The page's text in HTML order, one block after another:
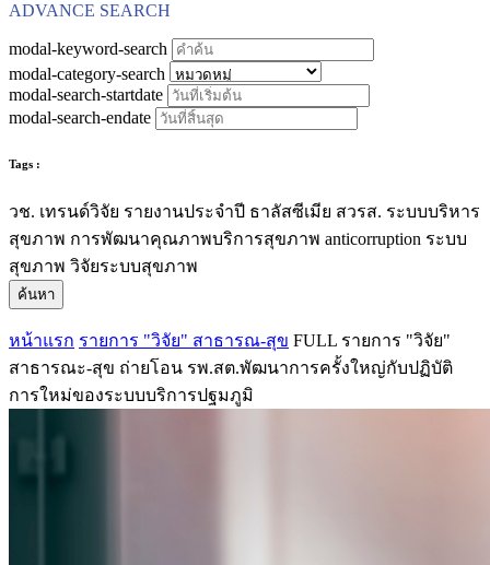
ADVANCE SEARCH
modal-keyword-search
modal-category-search
modal-search-startdate
modal-search-endate
Tags :
วช. เทรนด์วิจัย รายงานประจำปี ธาลัสซีเมีย สวรส. ระบบบริหาร
สุขภาพ การพัฒนาคุณภาพบริการสุขภาพ anticorruption ระบบ
สุขภาพ วิจัยระบบสุขภาพ
ค้นหา
หน้าแรก รายการ "วิจัย" สาธารณ-สุข FULL รายการ "วิจัย"
สาธารณะ-สุข ถ่ายโอน รพ.สต.พัฒนาการครั้งใหญ่กับปฏิบัติ
การใหม่ของระบบบริการปฐมภูมิ